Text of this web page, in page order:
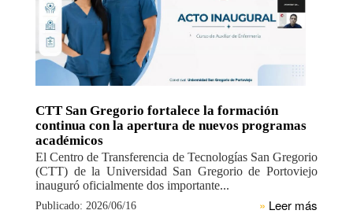
CTT San Gregorio fortalece la formación
continua con la apertura de nuevos programas
académicos
El Centro de Transferencia de Tecnologías San Gregorio
(CTT) de la Universidad San Gregorio de Portoviejo
inauguró oficialmente dos importante...
Publicado: 2026/06/16 » Leer más